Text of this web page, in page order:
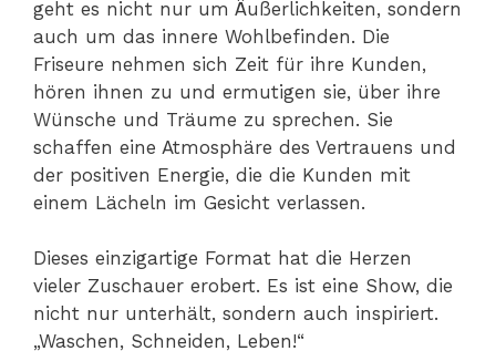
geht es nicht nur um Äußerlichkeiten, sondern
auch um das innere Wohlbefinden. Die
Friseure nehmen sich Zeit für ihre Kunden,
hören ihnen zu und ermutigen sie, über ihre
Wünsche und Träume zu sprechen. Sie
schaffen eine Atmosphäre des Vertrauens und
der positiven Energie, die die Kunden mit
einem Lächeln im Gesicht verlassen.
Dieses einzigartige Format hat die Herzen
vieler Zuschauer erobert. Es ist eine Show, die
nicht nur unterhält, sondern auch inspiriert.
„Waschen, Schneiden, Leben!“